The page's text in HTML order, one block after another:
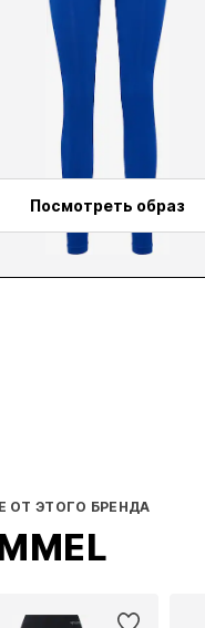
Посмотреть образ
ОТ ЭТОГО БРЕНДА